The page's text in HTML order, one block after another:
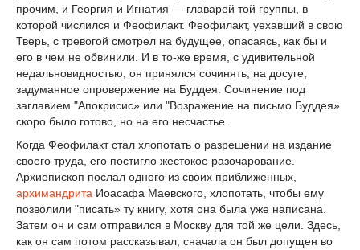
прочим, и Георгия и Игнатия — главарей той группы, в
которой числился и Феофилакт. Феофилакт, уехавший в свою
Тверь, с тревогой смотрел на будущее, опасаясь, как бы и
его в чем не обвинили. И в то-же время, с удивительной
недальновидностью, он принялся сочинять, на досуге,
задуманное опровержение на Буддея. Сочинение под
заглавием "Апокрисис» или "Возражение на письмо Буддея»
скоро было готово, но на его несчастье.
Когда Феофилакт стал хлопотать о разрешении на издание
своего труда, его постигло жестокое разочарование.
Архиепископ послал одного из своих приближенных,
архимандрита Иоасафа Маевского, хлопотать, чтобы ему
позволили "писать» ту книгу, хотя она была уже написана.
Затем он и сам отправился в Москву для той же цели. Здесь,
как он сам потом рассказывал, сначала он был допущен во